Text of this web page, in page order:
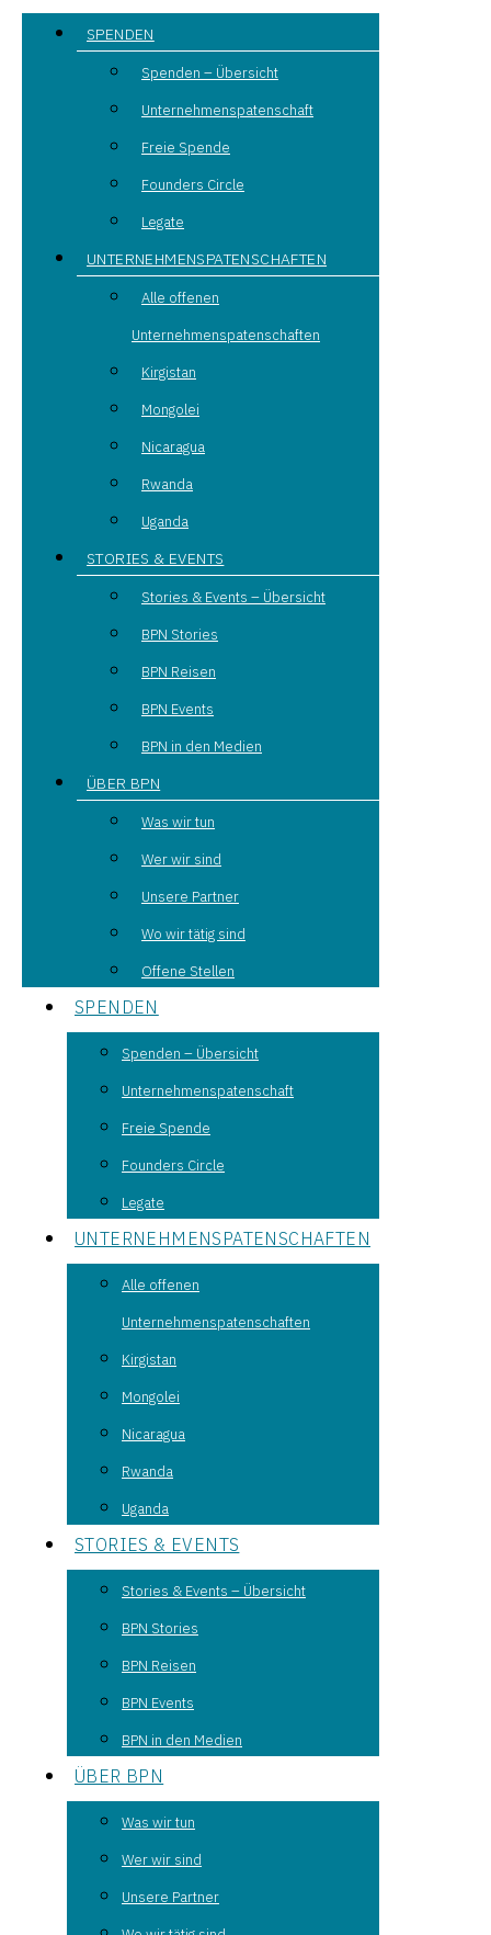
SPENDEN
Spenden – Übersicht
Unternehmenspatenschaft
Freie Spende
Founders Circle
Legate
UNTERNEHMENSPATENSCHAFTEN
Alle offenen
Unternehmenspatenschaften
Kirgistan
Mongolei
Nicaragua
Rwanda
Uganda
STORIES & EVENTS
Stories & Events – Übersicht
BPN Stories
BPN Reisen
BPN Events
BPN in den Medien
ÜBER BPN
Was wir tun
Wer wir sind
Unsere Partner
Wo wir tätig sind
Offene Stellen
SPENDEN
Spenden – Übersicht
Unternehmenspatenschaft
Freie Spende
Founders Circle
Legate
UNTERNEHMENSPATENSCHAFTEN
Alle offenen
Unternehmenspatenschaften
Kirgistan
Mongolei
Nicaragua
Rwanda
Uganda
STORIES & EVENTS
Stories & Events – Übersicht
BPN Stories
BPN Reisen
BPN Events
BPN in den Medien
ÜBER BPN
Was wir tun
Wer wir sind
Unsere Partner